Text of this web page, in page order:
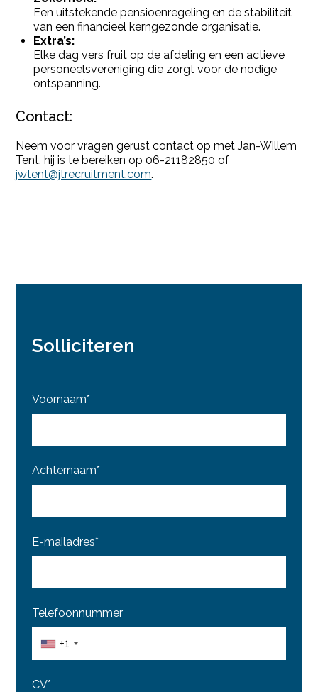
Een uitstekende pensioenregeling en de stabiliteit
van een financieel kerngezonde organisatie.
Extra’s:
Elke dag vers fruit op de afdeling en een actieve
personeelsvereniging die zorgt voor de nodige
ontspanning.
Contact:
Neem voor vragen gerust contact op met Jan-Willem
Tent, hij is te bereiken op 06-21182850 of
jwtent@jtrecruitment.com.
Solliciteren
Voornaam*
Achternaam*
E-mailadres*
Telefoonnummer
+1
CV*